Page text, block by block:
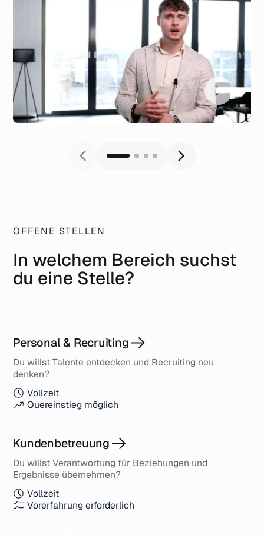
wurden mir alle Skills beigebracht. Ich habe
OFFENE STELLEN
In welchem Bereich suchst
du eine Stelle?
Personal & Recruiting
Du willst Talente entdecken und Recruiting neu
denken?
Vollzeit
Quereinstieg möglich
Kundenbetreuung
Du willst Verantwortung für Beziehungen und
Ergebnisse übernehmen?
Vollzeit
Vorerfahrung erforderlich